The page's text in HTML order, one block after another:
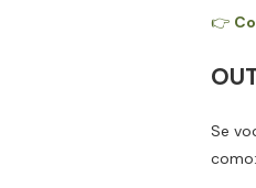
👉
Se
como: